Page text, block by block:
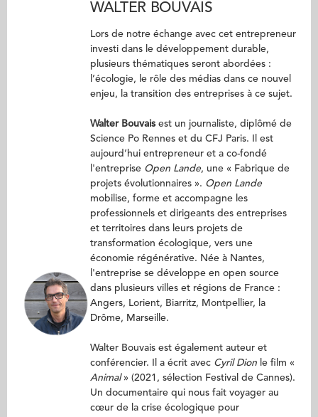
WALTER BOUVAIS
Lors de notre échange avec cet entrepreneur
investi dans le développement durable,
plusieurs thématiques seront abordées :
l’écologie, le rôle des médias dans ce nouvel
enjeu, la transition des entreprises à ce sujet.
Walter Bouvaisest un journaliste, diplômé de
Science Po Rennes et du CFJ Paris. Il est
aujourd’hui entrepreneur et a co-fondé
l'entreprise Open Lande, une « Fabrique de
projets évolutionnaires ». Open Lande
mobilise, forme et accompagne les
professionnels et dirigeants des entreprises
et territoires dans leurs projets de
transformation écologique, vers une
économie régénérative. Née à Nantes,
l'entreprise se développe en open source
dans plusieurs villes et régions de France :
Angers, Lorient, Biarritz, Montpellier, la
Drôme, Marseille.
Walter Bouvais est également auteur et
conférencier. Il a écrit avec Cyril Dion le film «
Animal » (2021, sélection Festival de Cannes).
Un documentaire qui nous fait voyager au
cœur de la crise écologique pour